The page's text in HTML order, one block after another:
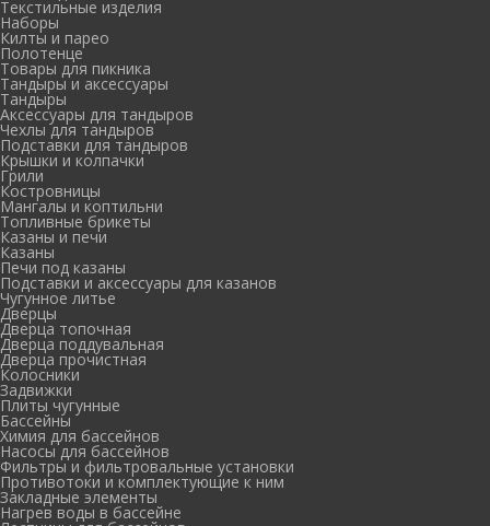
Текстильные изделия
Наборы
Килты и парео
Полотенце
Товары для пикника
Тандыры и аксессуары
Тандыры
Аксессуары для тандыров
Чехлы для тандыров
Подставки для тандыров
Крышки и колпачки
Грили
Костровницы
Мангалы и коптильни
Топливные брикеты
Казаны и печи
Казаны
Печи под казаны
Подставки и аксессуары для казанов
Чугунное литье
Дверцы
Дверца топочная
Дверца поддувальная
Дверца прочистная
Колосники
Задвижки
Плиты чугунные
Бассейны
Химия для бассейнов
Насосы для бассейнов
Фильтры и фильтровальные установки
Противотоки и комплектующие к ним
Закладные элементы
Нагрев воды в бассейне